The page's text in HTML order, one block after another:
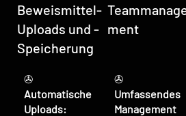
Beweismittel-
Uploads und -
Speicherung
✇
Automatische
Uploads:
ment
✇
Umfassendes
Management